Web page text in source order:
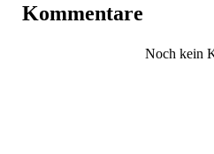
Kommentare
Noch kein